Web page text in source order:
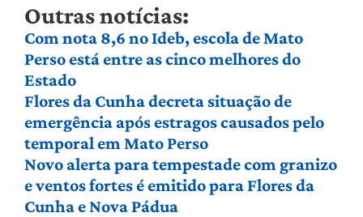
Outras notícias:
Com nota 8,6 no Ideb, escola de Mato
Perso está entre as cinco melhores do
Estado
Flores da Cunha decreta situação de
emergência após estragos causados pelo
temporal em Mato Perso
Novo alerta para tempestade com granizo
e ventos fortes é emitido para Flores da
Cunha e Nova Pádua